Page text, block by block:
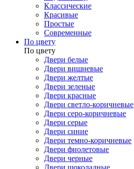
Классические
Красивые
Простые
Современные
По цвету
По цвету
Двери белые
Двери вишневые
Двери желтые
Двери зеленые
Двери красные
Двери светло-коричневые
Двери серо-коричневые
Двери серые
Двери синие
Двери темно-коричневые
Двери фиолетовые
Двери черные